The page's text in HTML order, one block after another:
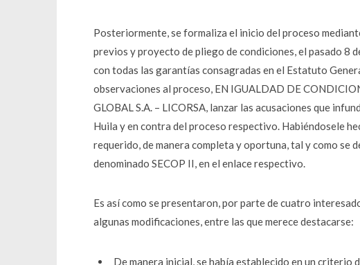
Posteriormente, se formaliza el inicio del proceso
previos y proyecto de pliego de condiciones, el pasado 8
con todas las garantías consagradas en el Estatuto
observaciones al proceso, EN IGUALDAD DE
GLOBAL S.A. – LICORSA, lanzar las acusaciones que
Huila y en contra del proceso respectivo. Habiéndosele
requerido, de manera completa y oportuna, tal y como se
denominado SECOP II, en el enlace respectivo.
Es así como se presentaron, por parte de cuatro
algunas modificaciones, entre las que merece destacarse:
De manera inicial, se había establecido en un criterio